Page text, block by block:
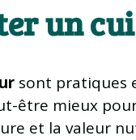
un
sont pratiques
être mieux
et la valeur